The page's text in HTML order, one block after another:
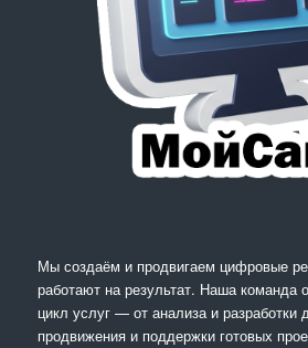
Мы создаём и продвигаем цифровые
работают на результат. Наша команда
цикл услуг — от анализа и разработки
продвижения и поддержки готовых